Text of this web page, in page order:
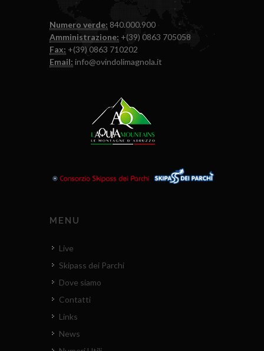
Numero verde: 840.000.900
Amministrazione: +(39) 0863 705058
Fax: +(39) 0863 710202
Email: info@ovindolimagnola.it
MENU
Live
Skipass dei Parchi
Dove siamo
Contatti
Links
News